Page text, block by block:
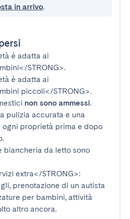
in arrivo.
è adatta ai
STRONG>.
è adatta ai
piccoli</STRONG>.
non sono ammessi.
pulizia accurata e una
ogni proprietà prima e dopo
biancheria da letto sono
extra</STRONG>:
prenotazione di un autista
per bambini, attività
altro ancora.